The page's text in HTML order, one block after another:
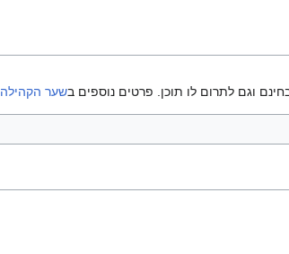
וגם לתרום לו תוכן. פרטים נוספים בשער הקהילה